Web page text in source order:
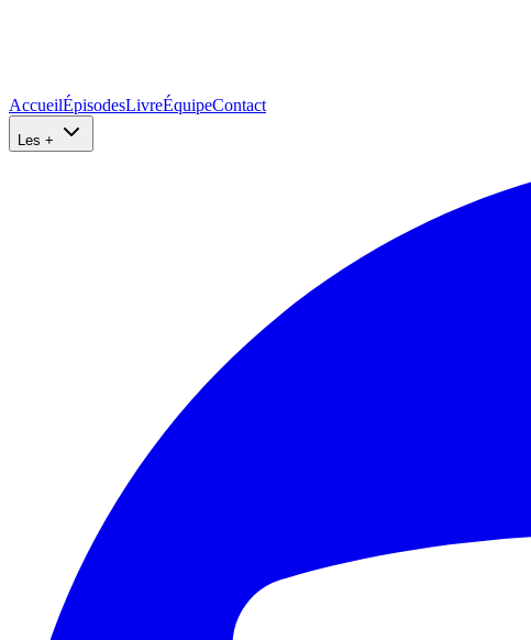
AccueilÉpisodesLivreÉquipeContact
Les +